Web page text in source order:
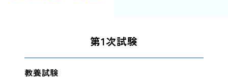
第1次試験
教養試験